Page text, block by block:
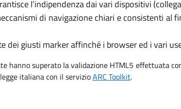
l’indipendenza dai vari dispositivi
di navigazione chiari e consistenti al
dei giusti marker affinché i browser ed i vari
hanno superato la validazione HTML5 effettuata
italiana con il servizioARC Toolkit.